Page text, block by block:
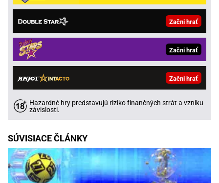
Začni hrať
Začni hrať
Začni hrať
Hazardné hry predstavujú riziko finančných strát a vzniku
závislosti.
SÚVISIACE ČLÁNKY